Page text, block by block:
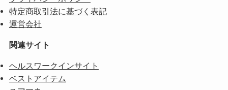
特定商取引法に基づく表記
運営会社
関連サイト
ヘルスワークインサイト
ベストアイテム